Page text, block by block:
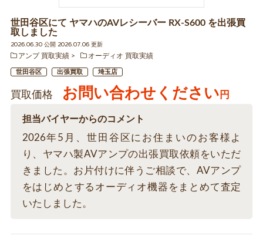
世田谷区にて ヤマハのAVレシーバー RX-S600 を出張買
取しました
2026.06.30 公開 2026.07.06 更新
アンプ 買取実績
オーディオ 買取実績
世田谷区 出張買取 埼玉店
買取価格 お問い合わせください 円
担当バイヤーからのコメント
2026年5月、世田谷区にお住まいのお客様よ
り、ヤマハ製AVアンプの出張買取依頼をいただ
きました。お片付けに伴うご相談で、AVアンプ
をはじめとするオーディオ機器をまとめて査定
いたしました。